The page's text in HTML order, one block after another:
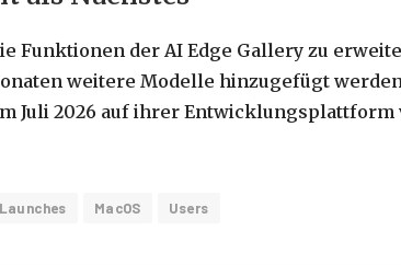
Funktionen der AI Edge Gallery zu
weitere Modelle hinzugefügt
Juli 2026 auf ihrer
Launches MacOS Users